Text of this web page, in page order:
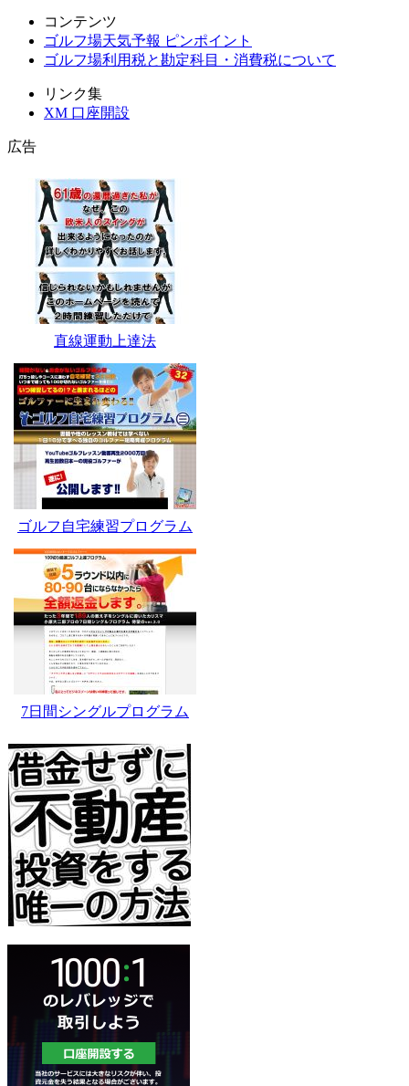
コンテンツ
ゴルフ場天気予報 ピンポイント
ゴルフ場利用税と勘定科目・消費税について
リンク集
XM 口座開設
広告
直線運動上達法
ゴルフ自宅練習プログラム
7日間シングルプログラム